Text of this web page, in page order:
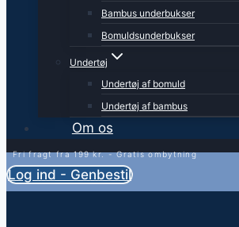
Bambus underbukser
Bomuldsunderbukser
Undertøj
Undertøj af bomuld
Undertøj af bambus
Om os
Fri fragt fra 199 kr. - Gratis ombytning
Log ind - Genbestil